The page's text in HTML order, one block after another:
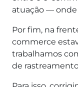
atuação —
Por fim, na
commerce
trabalhamos
de